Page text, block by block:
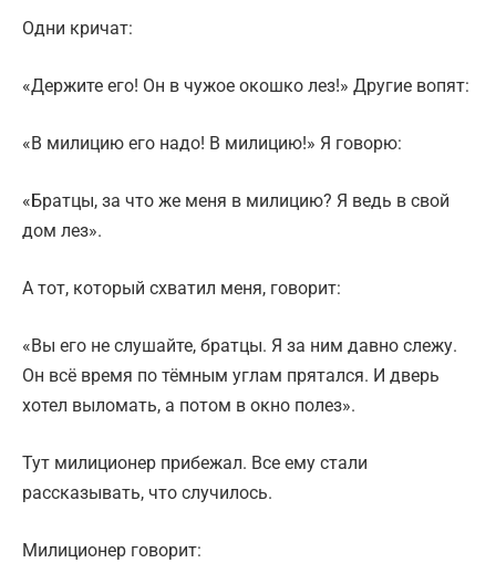
Одни кричат:
«Держите его! Он в чужое окошко лез!» Другие вопят:
«В милицию его надо! В милицию!» Я говорю:
«Братцы, за что же меня в милицию? Я ведь в свой
дом лез».
А тот, который схватил меня, говорит:
«Вы его не слушайте, братцы. Я за ним давно слежу.
Он всё время по тёмным углам прятался. И дверь
хотел выломать, а потом в окно полез».
Тут милиционер прибежал. Все ему стали
рассказывать, что случилось.
Милиционер говорит: